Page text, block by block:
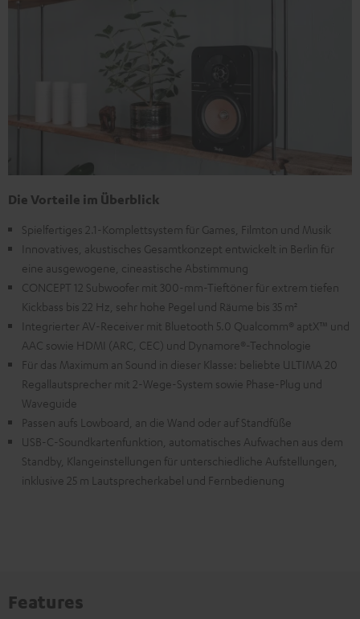
Die Vorteile im Überblick
Spielfertiges 2.1-Komplettsystem für Games, Filmton und Musik
Innovatives, akustisches Gesamtkonzept entwickelt in Berlin für
eine ausgewogene, cineastische Abstimmung
CONCEPT 12 Subwoofer mit 300-mm-Tieftöner für extrem tiefen
Kickbass bis 22 Hz, sehr hohe Pegel und Räume bis 35 m²
Integrierter AV-Receiver mit Bluetooth 5.0 Qualcomm® aptX™ und
AAC sowie HDMI (ARC, CEC) und Dynamore®-Technologie
Für das Maximum an Sound in dieser Klasse: beliebte ULTIMA 20
Regallautsprecher mit 2-Wege-System sowie Phase-Plug und
Waveguide
Passen aufs Lowboard, an die Wand oder auf Standfüße
USB-C-Soundkartenfunktion, automatisches Aufwachen aus dem
Standby, Klangeinstellungen für unterschiedliche Aufstellungen,
inklusive 25 m Lautsprecherkabel und Fernbedienung
Features